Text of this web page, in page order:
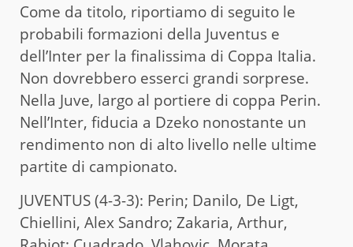
Come da titolo, riportiamo di seguito le
probabili formazioni della Juventus e
dell’Inter per la finalissima di Coppa Italia.
Non dovrebbero esserci grandi sorprese.
Nella Juve, largo al portiere di coppa Perin.
Nell’Inter, fiducia a Dzeko nonostante un
rendimento non di alto livello nelle ultime
partite di campionato.
JUVENTUS (4-3-3): Perin; Danilo, De Ligt,
Chiellini, Alex Sandro; Zakaria, Arthur,